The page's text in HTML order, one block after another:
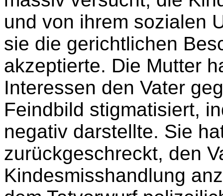
und von ihrem sozialen
sie die gerichtlichen
akzeptierte. Die Mutter
Interessen den Vater
Feindbild stigmatisiert,
negativ darstellte. Sie
zurückgeschreckt, den
Kindesmisshandlung